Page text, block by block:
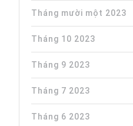
Tháng mười một 2023
Tháng 10 2023
Tháng 9 2023
Tháng 7 2023
Tháng 6 2023